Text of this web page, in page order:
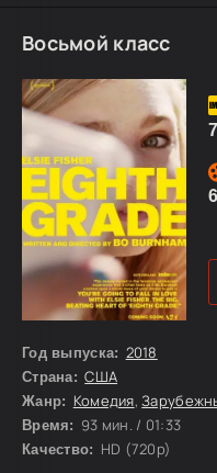
прозвищу Ирландец
вскоре знакомится
профсоюзным лидером
Восьмой класс
Год выпуска: 2018
Страна: США
Жанр: Комедия,
Время: 93 мин. / 01:33
Качество: HD (720p)